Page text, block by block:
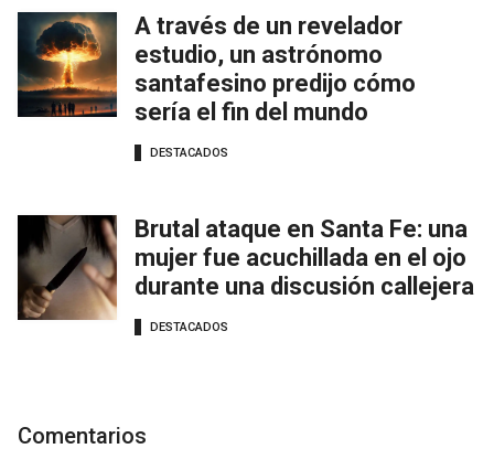
A través de un revelador
estudio, un astrónomo
santafesino predijo cómo
sería el fin del mundo
DESTACADOS
Brutal ataque en Santa Fe: una
mujer fue acuchillada en el ojo
durante una discusión callejera
DESTACADOS
Comentarios